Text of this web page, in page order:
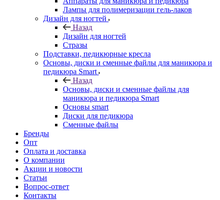
Лампы для полимеризации гель-лаков
Дизайн для ногтей
Назад
Дизайн для ногтей
Стразы
Подставки, педикюрные кресла
Основы, диски и сменные файлы для маникюра и
педикюра Smart
Назад
Основы, диски и сменные файлы для
маникюра и педикюра Smart
Основы smart
Диски для педикюра
Сменные файлы
Бренды
Опт
Оплата и доставка
О компании
Акции и новости
Статьи
Вопрос-ответ
Контакты